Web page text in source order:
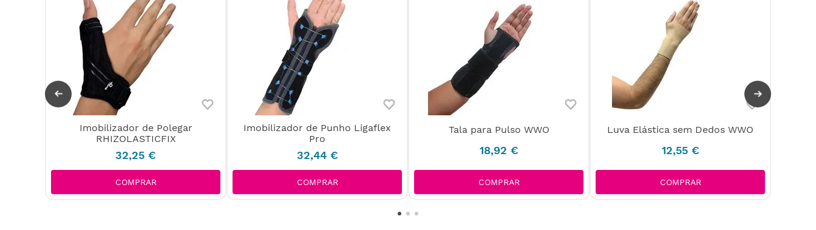
Imobilizador de Polegar
RHIZOLASTICFIX
32,25 €
COMPRAR
Imobilizador de Punho Ligaflex
Pro
32,44 €
COMPRAR
Tala para Pulso WWO
18,92 €
COMPRAR
Luva Elástica sem Dedos WWO
12,55 €
COMPRAR